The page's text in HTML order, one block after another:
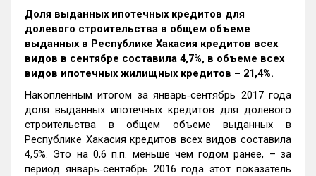
Доля выданных ипотечных кредитов для
долевого строительства в общем объеме
выданных в Республике Хакасия кредитов всех
видов в сентябре составила 4,7%, в объеме всех
видов ипотечных жилищных кредитов – 21,4%.
Накопленным итогом за январь‑сентябрь 2017 года
доля выданных ипотечных кредитов для долевого
строительства в общем объеме выданных в
Республике Хакасия кредитов всех видов составила
4,5%. Это на 0,6 п.п. меньше чем годом ранее, – за
период январь‑сентябрь 2016 года этот показатель